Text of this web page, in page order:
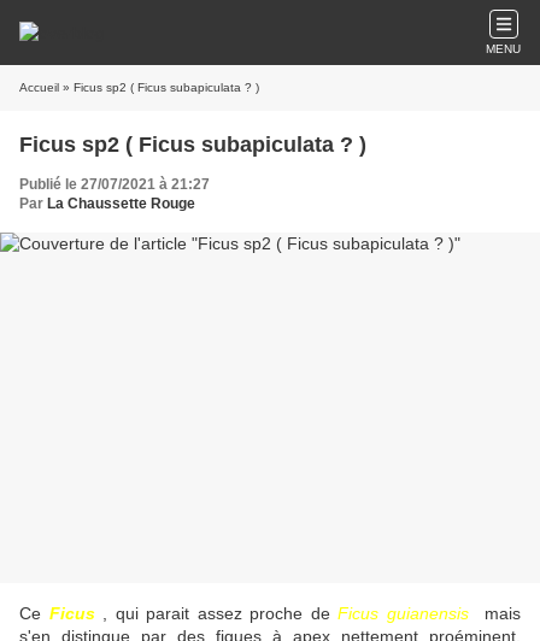
MENU
Accueil » Ficus sp2 ( Ficus subapiculata ? )
Ficus sp2 ( Ficus subapiculata ? )
Publié le 27/07/2021 à 21:27
Par La Chaussette Rouge
Ce Ficus , qui parait assez proche deFicus guianensismais
s'en distingue par des figues à apex nettement proéminent,